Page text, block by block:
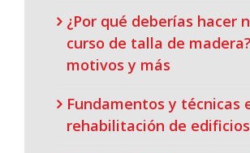
¿Por qué deberías hacer
curso de talla de
motivos y más
Fundamentos y técnicas
rehabilitación de edificios